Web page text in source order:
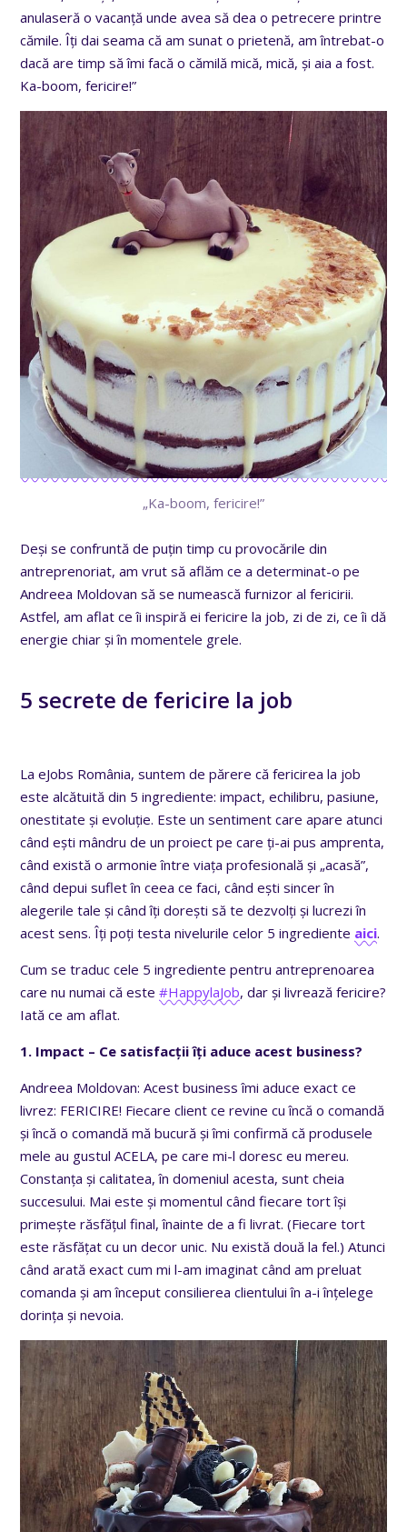
anulaseră o vacanță unde avea să dea o petrecere printre
cămile. Îți dai seama că am sunat o prietenă, am întrebat-o
dacă are timp să îmi facă o cămilă mică, mică, și aia a fost.
Ka-boom, fericire!”
„Ka-boom, fericire!”
Deși se confruntă de puțin timp cu provocările din
antreprenoriat, am vrut să aflăm ce a determinat-o pe
Andreea Moldovan să se numească furnizor al fericirii.
Astfel, am aflat ce îi inspiră ei fericire la job, zi de zi, ce îi dă
energie chiar și în momentele grele.
5 secrete de fericire la job
La eJobs România, suntem de părere că fericirea la job
este alcătuită din 5 ingrediente: impact, echilibru, pasiune,
onestitate și evoluție. Este un sentiment care apare atunci
când ești mândru de un proiect pe care ți-ai pus amprenta,
când există o armonie între viața profesională și „acasă”,
când depui suflet în ceea ce faci, când ești sincer în
alegerile tale și când îți dorești să te dezvolți și lucrezi în
acest sens. Îți poți testa nivelurile celor 5 ingrediente aici.
Cum se traduc cele 5 ingrediente pentru antreprenoarea
care nu numai că este#HappylaJob, dar și livrează fericire?
Iată ce am aflat.
1. Impact – Ce satisfacții îți aduce acest business?
Andreea Moldovan: Acest business îmi aduce exact ce
livrez: FERICIRE! Fiecare client ce revine cu încă o comandă
și încă o comandă mă bucură și îmi confirmă că produsele
mele au gustul ACELA, pe care mi-l doresc eu mereu.
Constanța și calitatea, în domeniul acesta, sunt cheia
succesului. Mai este și momentul când fiecare tort își
primește răsfățul final, înainte de a fi livrat. (Fiecare tort
este răsfățat cu un decor unic. Nu există două la fel.) Atunci
când arată exact cum mi l-am imaginat când am preluat
comanda și am început consilierea clientului în a-i înțelege
dorința și nevoia.